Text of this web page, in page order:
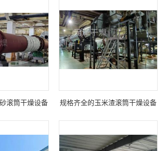
滚筒干燥设备 规格齐全的玉米渣滚筒干燥设备